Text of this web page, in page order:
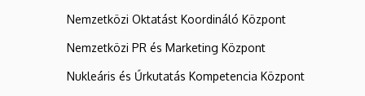
Nemzetközi Oktatást Koordináló Központ
Nemzetközi PR és Marketing Központ
Nukleáris és Űrkutatás Kompetencia Központ